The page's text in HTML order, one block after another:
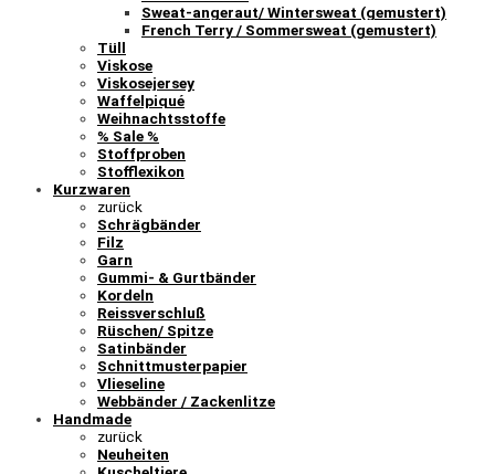
Sweat-angeraut/ Wintersweat (gemustert)
French Terry / Sommersweat (gemustert)
Tüll
Viskose
Viskosejersey
Waffelpiqué
Weihnachtsstoffe
% Sale %
Stoffproben
Stofflexikon
Kurzwaren
zurück
Schrägbänder
Filz
Garn
Gummi- & Gurtbänder
Kordeln
Reissverschluß
Rüschen/ Spitze
Satinbänder
Schnittmusterpapier
Vlieseline
Webbänder / Zackenlitze
Handmade
zurück
Neuheiten